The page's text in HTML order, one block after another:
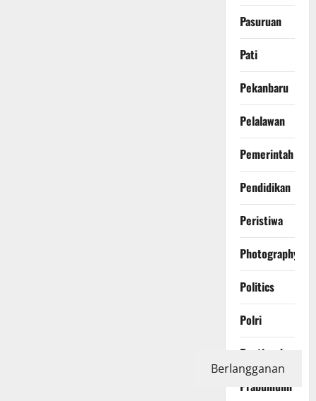
Pasuruan
Pati
Pekanbaru
Pelalawan
Pemerintah
Pendidikan
Peristiwa
Photography
Politics
Polri
Pontianak
Prabumulih
Berlangganan